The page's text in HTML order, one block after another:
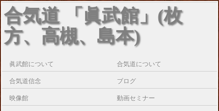
合気道 「眞武館」(枚
方、高槻、島本)
眞武館について 合気道について
合気道信念 ブログ
映像館 動画セミナー